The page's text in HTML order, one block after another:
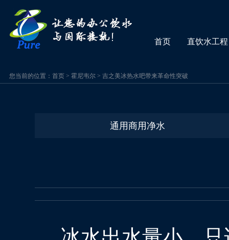
首页 直饮水工程
您当前的位置： 首页> 霍尼韦尔> 吉之美冰热水吧带来革命性突破
通用商用净水